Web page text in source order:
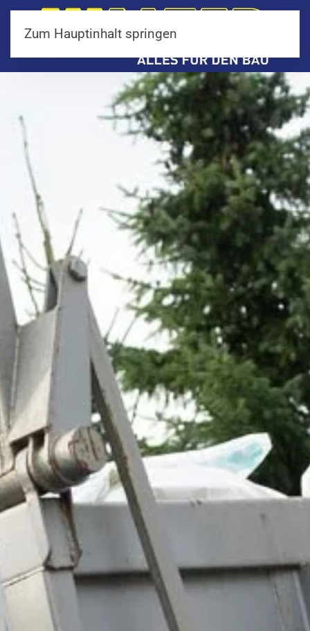
Zum Hauptinhalt springen